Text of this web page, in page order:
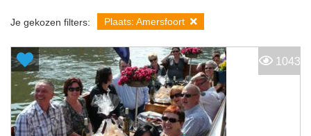
Je gekozen filters: Plaats: Amersfoort
1043